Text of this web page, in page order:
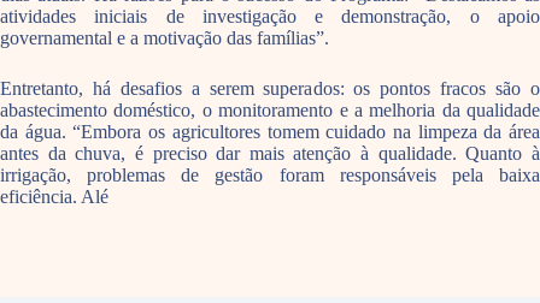
atividades iniciais de investigação e demonstração, o apoio
governamental e a motivação das famílias”.
Entretanto, há desafios a serem superados: os pontos fracos são o
abastecimento doméstico, o monitoramento e a melhoria da qualidade
da água. “Embora os agricultores tomem cuidado na limpeza da área
antes da chuva, é preciso dar mais atenção à qualidade. Quanto à
irrigação, problemas de gestão foram responsáveis pela baixa
eficiência. Alé